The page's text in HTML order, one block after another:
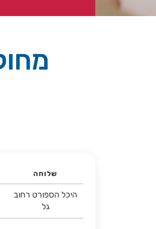
מחול סטודיו 97
שלוחה
היכל הספורט רחוב
גל